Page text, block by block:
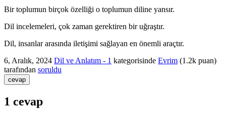
Bir toplumun birçok özelliği o toplumun diline yansır.
Dil incelemeleri, çok zaman gerektiren bir uğraştır.
Dil, insanlar arasında iletişimi sağlayan en önemli araçtır.
6, Aralık, 2024 Dil ve Anlatım - 1 kategorisinde Evrim (1.2k puan)
tarafından soruldu
cevap
1 cevap